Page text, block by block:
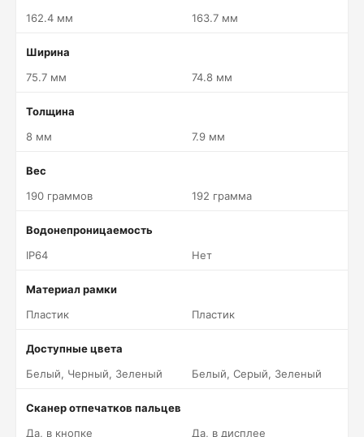
162.4 мм
163.7 мм
Ширина
75.7 мм
74.8 мм
Толщина
8 мм
7.9 мм
Вес
190 граммов
192 грамма
Водонепроницаемость
IP64
Нет
Материал рамки
Пластик
Пластик
Доступные цвета
Белый, Черный, Зеленый
Белый, Серый, Зеленый
Сканер отпечатков пальцев
Да, в кнопке
Да, в дисплее